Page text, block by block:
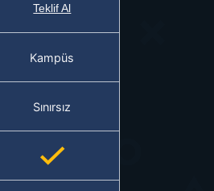
Teklif Al
Kampüs
Sınırsız